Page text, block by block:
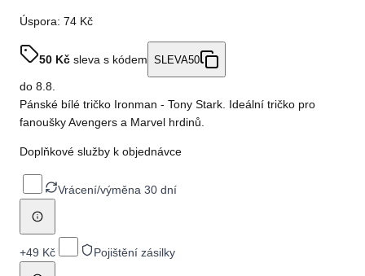
Úspora: 74 Kč
50 Kč sleva s kódem SLEVA50
do 8.8.
Pánské bílé tričko Ironman - Tony Stark. Ideální tričko pro
fanoušky Avengers a Marvel hrdinů.
Doplňkové služby k objednávce
Vrácení/výměna 30 dní
+49 Kč Pojištění zásilky